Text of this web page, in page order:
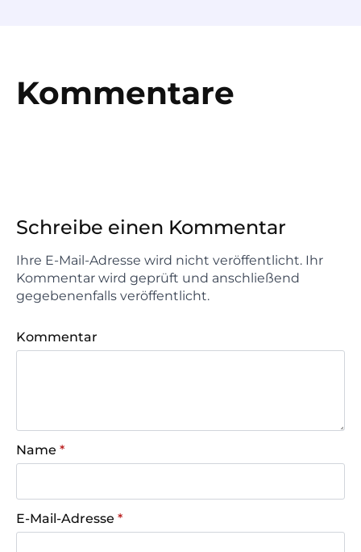
Kommentare
Schreibe einen Kommentar
Ihre E-Mail-Adresse wird nicht veröffentlicht. Ihr
Kommentar wird geprüft und anschließend
gegebenenfalls veröffentlicht.
Kommentar
Name *
E-Mail-Adresse *